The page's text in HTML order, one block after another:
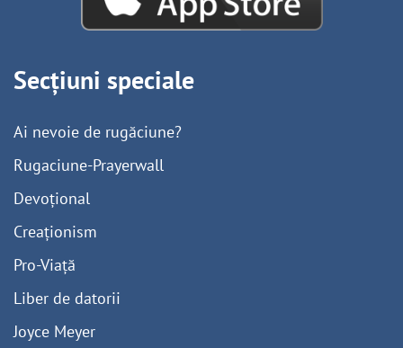
Secțiuni speciale
Ai nevoie de rugăciune?
Rugaciune-Prayerwall
Devoțional
Creaționism
Pro-Viață
Liber de datorii
Joyce Meyer